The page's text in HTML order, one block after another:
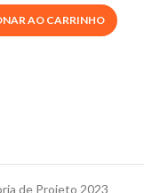
AO CARRINHO
de Projeto 2023